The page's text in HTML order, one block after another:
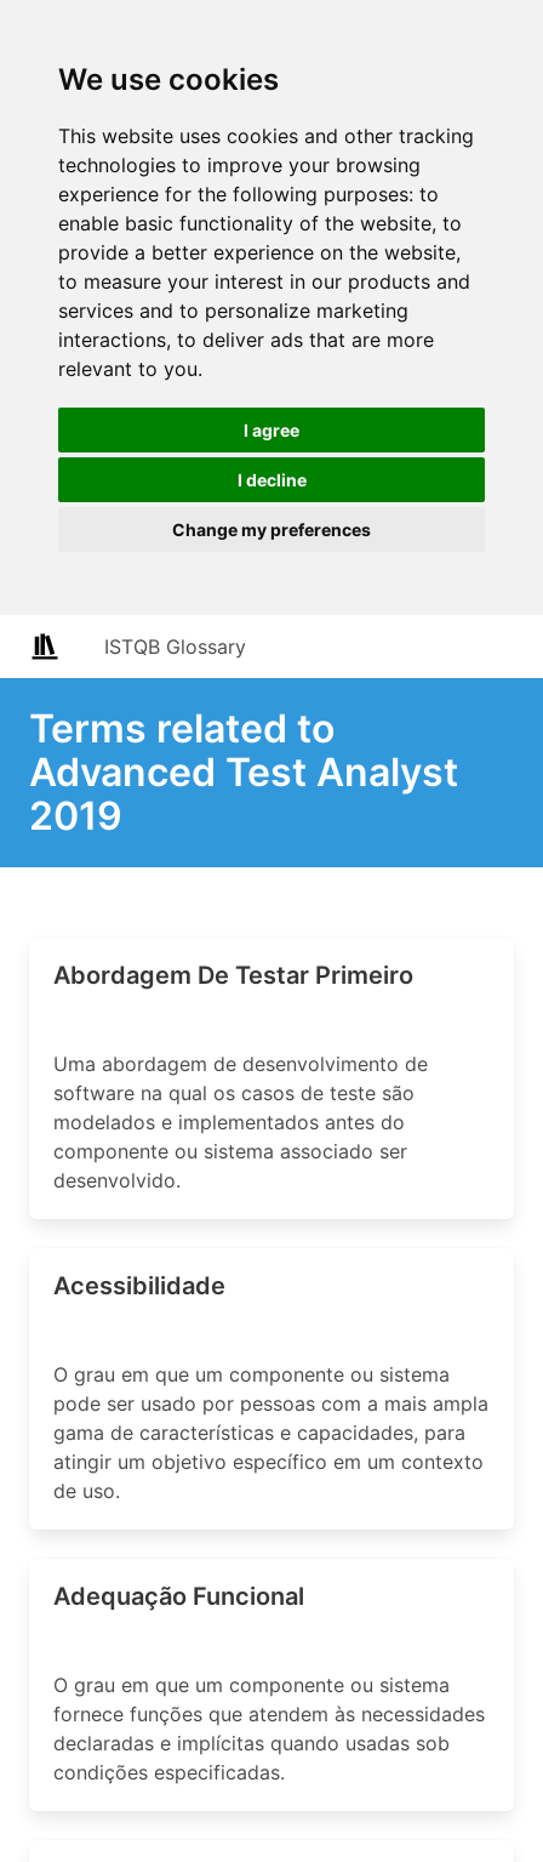
We use cookies
This website uses cookies and other tracking
technologies to improve your browsing
experience for the following purposes: to
enable basic functionality of the website, to
provide a better experience on the website,
to measure your interest in our products and
services and to personalize marketing
interactions, to deliver ads that are more
relevant to you.
I agree
I decline
Change my preferences
ISTQB Glossary
Terms related to
Advanced Test Analyst
2019
Abordagem De Testar Primeiro
Uma abordagem de desenvolvimento de
software na qual os casos de teste são
modelados e implementados antes do
componente ou sistema associado ser
desenvolvido.
Acessibilidade
O grau em que um componente ou sistema
pode ser usado por pessoas com a mais ampla
gama de características e capacidades, para
atingir um objetivo específico em um contexto
de uso.
Adequação Funcional
O grau em que um componente ou sistema
fornece funções que atendem às necessidades
declaradas e implícitas quando usadas sob
condições especificadas.